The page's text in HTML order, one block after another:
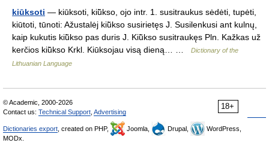
kiūksoti — kiūksoti, kiū̃kso, ojo intr. 1. susitraukus sėdėti, tupėti,
kiūtoti, tūnoti: Ažustalėj kiū̃kso susirietęs J. Susilenkusi ant kulnų,
kaip kukutis kiū̃kso pas duris J. Kiū̃kso susitraukęs Pln. Kažkas už
kerčios kiū̃kso Krkl. Kiūksojau visą dieną… …
Dictionary of the
Lithuanian Language
18+
© Academic, 2000-2026
Contact us: Technical Support Advertising
Dictionaries export , created on PHP, Joomla, Drupal,
WordPress,
MODx.